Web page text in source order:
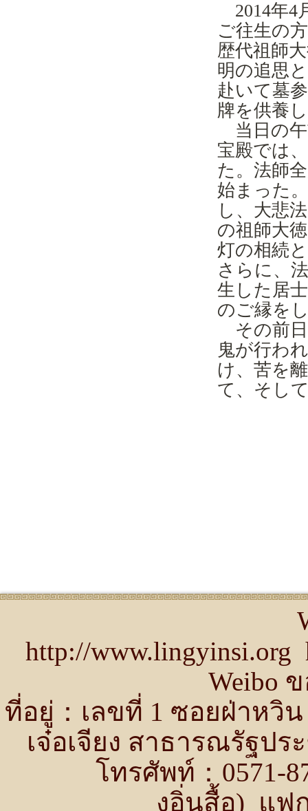
2014年4
ご往生の
歴代祖師
明の追思
赴いて墓
牌を供養
当日の
宝殿では
た。法師
始まった
し、大悲
の祖師大
灯の相続
さらに、
生した居
のご縁を
その前
鬼が行わ
け、苦を
て、そし
http://
Weibo
ที่อยู่：เลขที่ 1 ซอยฝ่าห
เจ๋อเจียง สาธารณรัฐป
โทรศัพท์：0571-
งอิ่นสื้อ) แฟก